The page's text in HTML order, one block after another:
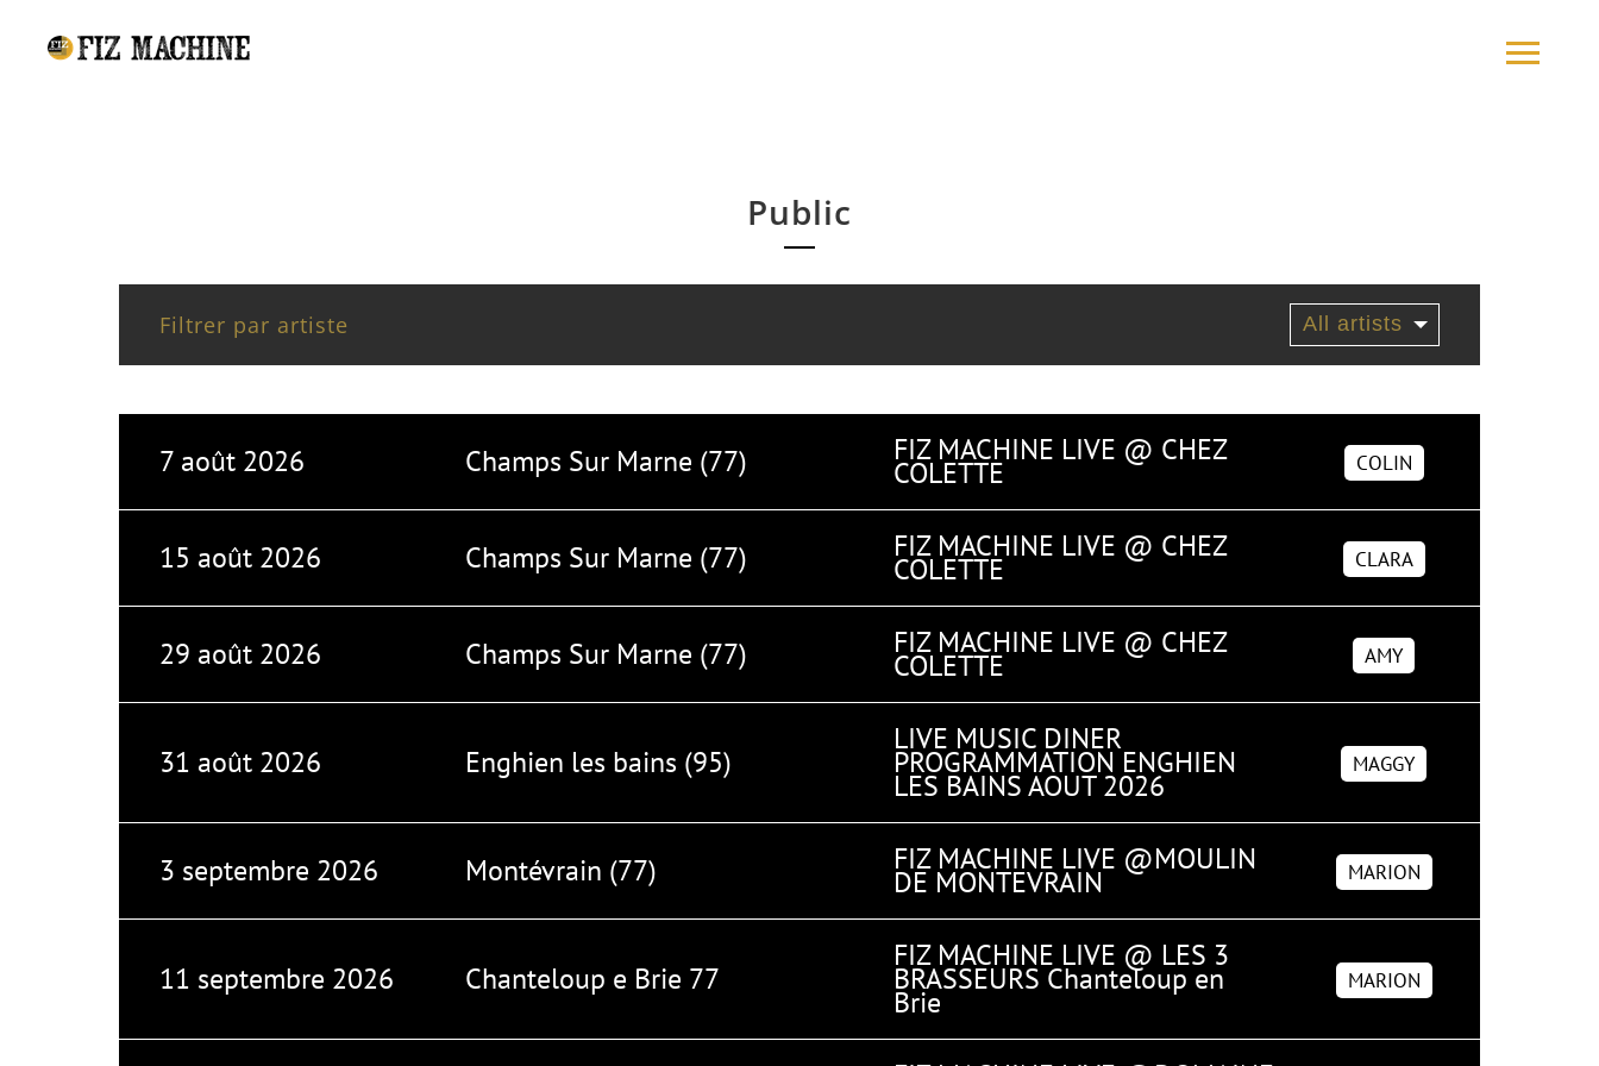
Public
Filtrer par artiste
7 août 2026 Champs Sur Marne (77) FIZ MACHINE LIVE @ CHEZ
COLETTE COLIN
15 août 2026 Champs Sur Marne (77) FIZ MACHINE LIVE @ CHEZ
COLETTE CLARA
29 août 2026 Champs Sur Marne (77) FIZ MACHINE LIVE @ CHEZ
COLETTE AMY
31 août 2026 Enghien les bains (95)
LIVE MUSIC DINER
PROGRAMMATION ENGHIEN
LES BAINS AOUT 2026
MAGGY
3 septembre 2026 Montévrain (77) FIZ MACHINE LIVE @MOULIN
DE MONTEVRAIN MARION
11 septembre 2026 Chanteloup e Brie 77
FIZ MACHINE LIVE @ LES 3
BRASSEURS Chanteloup en
Brie
MARION